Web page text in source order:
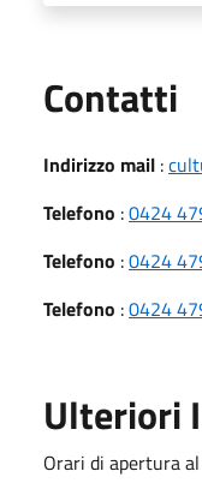
Contatti
Indirizzo mail :
Telefono :0424
Telefono :0424
Telefono :0424
Ulteriori
Orari di apertura